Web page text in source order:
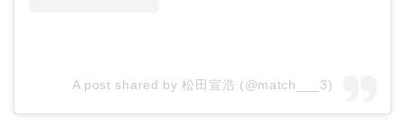
A post shared by 松田宣浩 (@match___3)